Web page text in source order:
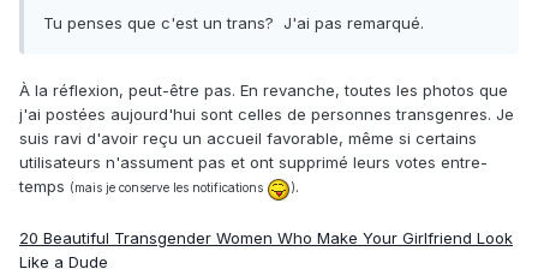
Tu penses que c'est un trans? J'ai pas remarqué.
À la réflexion, peut-être pas. En revanche, toutes les photos que
j'ai postées aujourd'hui sont celles de personnes transgenres. Je
suis ravi d'avoir reçu un accueil favorable, même si certains
utilisateurs n'assument pas et ont supprimé leurs votes entre-
temps (mais je conserve les notifications ).
20 Beautiful Transgender Women Who Make Your Girlfriend Look
Like a Dude